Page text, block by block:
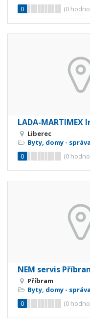
0
(0
LADA-MARTIMEX
Liberec
Byty, domy -
0
(0
NEM servis
Příbram
Byty, domy -
0
(0